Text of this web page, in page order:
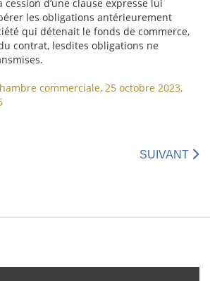
d’une clause expresse lui
les obligations antérieurement
qui détenait le fonds de commerce,
contrat, lesdites obligations ne
commerciale, 25 octobre 2023,
SUIVANT